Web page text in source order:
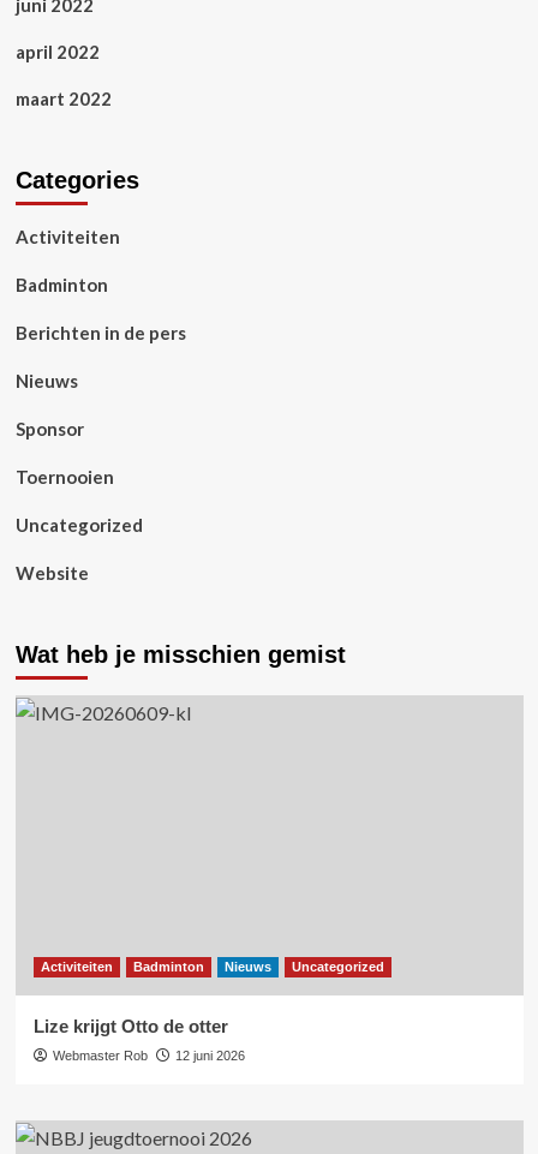
juni 2022
april 2022
maart 2022
Categories
Activiteiten
Badminton
Berichten in de pers
Nieuws
Sponsor
Toernooien
Uncategorized
Website
Wat heb je misschien gemist
Activiteiten Badminton Nieuws Uncategorized
Lize krijgt Otto de otter
Webmaster Rob 12 juni 2026